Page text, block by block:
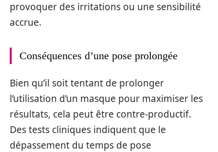
provoquer des irritations ou une sensibilité
accrue.
Conséquences d’une pose prolongée
Bien qu’il soit tentant de prolonger
l’utilisation d’un masque pour maximiser les
résultats, cela peut être contre-productif.
Des tests cliniques indiquent que le
dépassement du temps de pose